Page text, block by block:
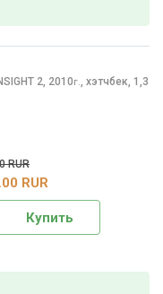
2, 2010г., хэтчбек, 1,3
RUR
RUR
Купить